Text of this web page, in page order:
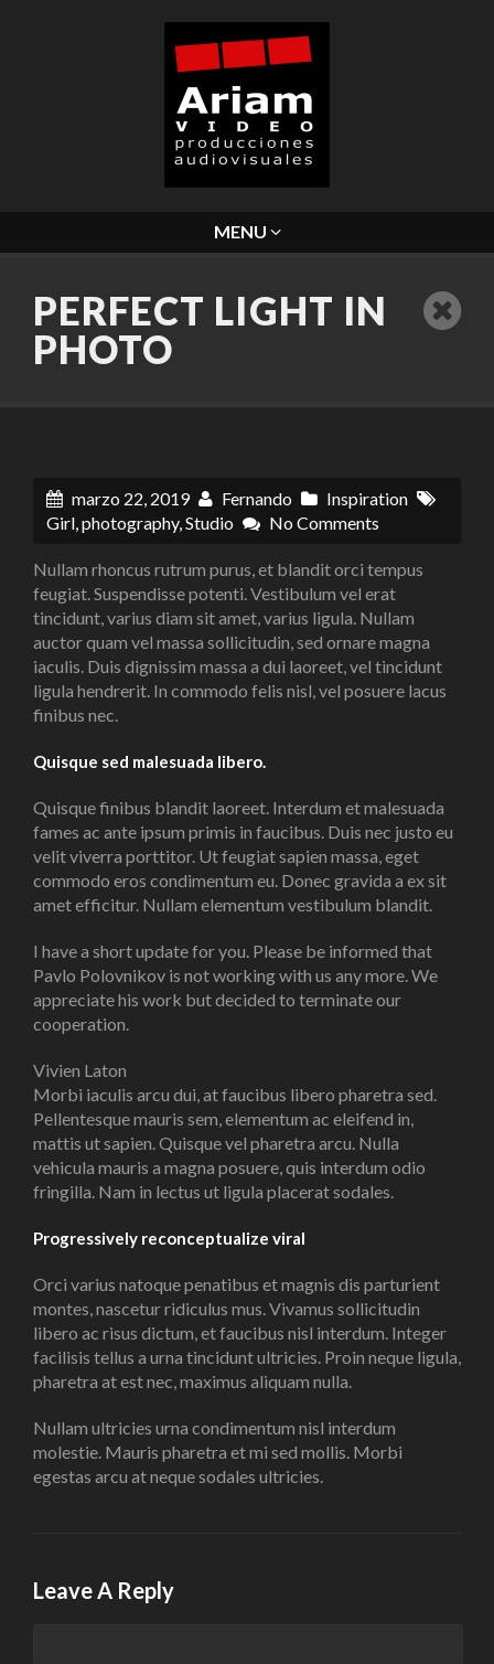
MENU
PERFECT LIGHT IN
PHOTO
marzo 22, 2019 Fernando
Inspiration
Girl,photography,Studio No Comments
Nullam rhoncus rutrum purus, et blandit orci tempus
feugiat. Suspendisse potenti. Vestibulum vel erat
tincidunt, varius diam sit amet, varius ligula. Nullam
auctor quam vel massa sollicitudin, sed ornare magna
iaculis. Duis dignissim massa a dui laoreet, vel tincidunt
ligula hendrerit. In commodo felis nisl, vel posuere lacus
finibus nec.
Quisque sed malesuada libero.
Quisque finibus blandit laoreet. Interdum et malesuada
fames ac ante ipsum primis in faucibus. Duis nec justo eu
velit viverra porttitor. Ut feugiat sapien massa, eget
commodo eros condimentum eu. Donec gravida a ex sit
amet efficitur. Nullam elementum vestibulum blandit.
I have a short update for you. Please be informed that
Pavlo Polovnikov is not working with us any more. We
appreciate his work but decided to terminate our
cooperation.
Vivien Laton
Morbi iaculis arcu dui, at faucibus libero pharetra sed.
Pellentesque mauris sem, elementum ac eleifend in,
mattis ut sapien. Quisque vel pharetra arcu. Nulla
vehicula mauris a magna posuere, quis interdum odio
fringilla. Nam in lectus ut ligula placerat sodales.
Progressively reconceptualize viral
Orci varius natoque penatibus et magnis dis parturient
montes, nascetur ridiculus mus. Vivamus sollicitudin
libero ac risus dictum, et faucibus nisl interdum. Integer
facilisis tellus a urna tincidunt ultricies. Proin neque ligula,
pharetra at est nec, maximus aliquam nulla.
Nullam ultricies urna condimentum nisl interdum
molestie. Mauris pharetra et mi sed mollis. Morbi
egestas arcu at neque sodales ultricies.
Leave A Reply